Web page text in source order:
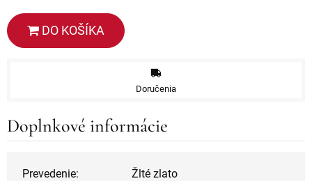
DO KOŠÍKA
Doručenia
Doplnkové informácie
Prevedenie:
Žlté zlato